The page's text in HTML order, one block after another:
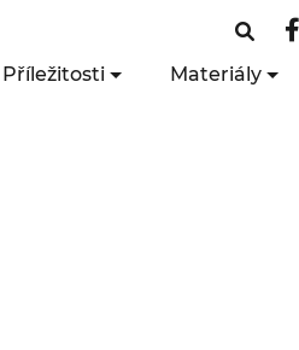
Příležitosti Materiály